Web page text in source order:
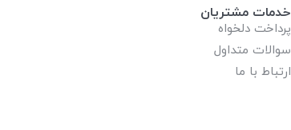
خدمات مشتریان
پرداخت دلخواه
سوالات متداول
ارتباط با ما